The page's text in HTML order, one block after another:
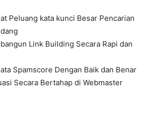
Peluang kata kunci Besar Pencarian
Link Building Secara Rapi dan
Spamscore Dengan Baik dan Benar
Secara Bertahap di Webmaster